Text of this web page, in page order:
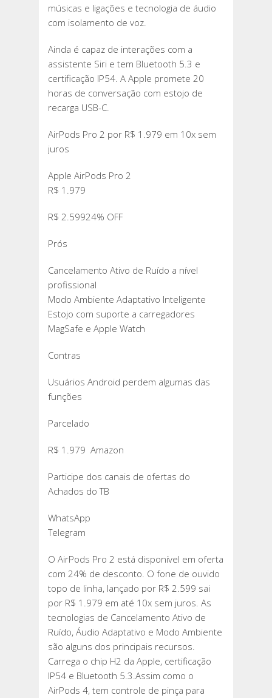
músicas e ligações e tecnologia de áudio
com isolamento de voz.
Ainda é capaz de interações com a
assistente Siri e tem Bluetooth 5.3 e
certificação IP54. A Apple promete 20
horas de conversação com estojo de
recarga USB-C.
AirPods Pro 2 por R$ 1.979 em 10x sem
juros
Apple AirPods Pro 2
R$ 1.979
R$ 2.59924% OFF
Prós
Cancelamento Ativo de Ruído a nível
profissional
Modo Ambiente Adaptativo Inteligente
Estojo com suporte a carregadores
MagSafe e Apple Watch
Contras
Usuários Android perdem algumas das
funções
Parcelado
R$ 1.979 Amazon
Participe dos canais de ofertas do
Achados do TB
WhatsApp
Telegram
O AirPods Pro 2 está disponível em oferta
com 24% de desconto. O fone de ouvido
topo de linha, lançado por R$ 2.599 sai
por R$ 1.979 em até 10x sem juros. As
tecnologias de Cancelamento Ativo de
Ruído, Áudio Adaptativo e Modo Ambiente
são alguns dos principais recursos.
Carrega o chip H2 da Apple, certificação
IP54 e Bluetooth 5.3.Assim como o
AirPods 4, tem controle de pinça para